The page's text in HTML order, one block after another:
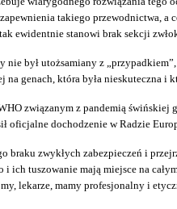
takiego przewodnictwa, a
ewidentnie stanowi brak sekcji
był utożsamiany z
na genach, która była nieskuteczna i
związanym z pandemią
oficjalne dochodzenie w Radzie
braku zwykłych zabezpieczeń i
ich tuszowanie mają miejsce na
lekarze, mamy profesjonalny i